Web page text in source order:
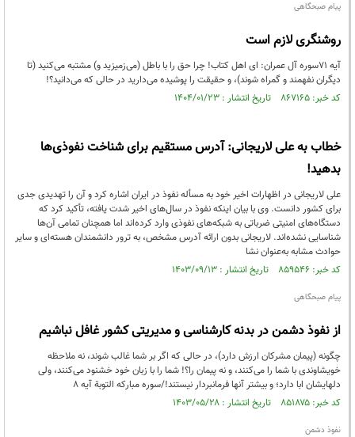
پیام صبحگاهی
روشنگری لازم است
آیه ۷۱سوره آل عمران: ای اهل کتاب! چرا حق را با باطل (می‌زمیزید و) مشتبه می‌کنید (تا
دیگران نفهمند و گمراه شوند)، و حقیقت را پوشیده می‌دارید در حالی که می‌دانید؟!
کد خبر: ۸۶۷۱۶۵ تاریخ انتشار : ۱۴۰۴/۰۱/۲۳
خطاب به علی لاریجانی: آدرس مستقیم برای شناخت نفوذی‌ها
بدهید!
علی لاریجانی در اظهارات اخیر خود به مسأله نفوذ در ایران اشاره کرد و آن را تهدیدی جدی
برای کشور دانست. وی با بیان اینکه نفوذ در سال‌های اخیر شدت یافته، تأکید کرد که
دستگاه‌های امنیتی ضرباتی به شبکه‌های نفوذی وارد کرده‌اند اما همچنان تمامی آن‌ها
شناسایی نشده‌اند. لاریجانی بدون ارائه آدرس مشخص، به ترور دانشمندان هسته‌ای و سایر
حوادث مشابه به‌عنوان نشا
کد خبر: ۸۵۹۵۴۶ تاریخ انتشار : ۱۴۰۳/۰۹/۱۳
پیام صبحگاهی
از نفوذ دشمن در بدنه کارشناسی و مدیریتی کشور غافل نباشیم
چگونه (پیمان مشرکان ارزش دارد)، در حالی که اگر بر شما غالب شوند، نه ملاحظه
خویشاوندی با شما را می‌کنند، و نه پیمان را؟! شما را با زبان خود خشنود می‌کنند، ولی
دلهایشان ابا دارد؛ و بیشتر آنها فرمانبردار نیستند!/سوره مبارکه التوبة آیه ۸
کد خبر: ۸۵۱۸۷۵ تاریخ انتشار : ۱۴۰۳/۰۵/۲۸
نفوذ دشمن